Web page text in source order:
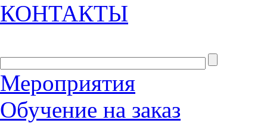
КОНТАКТЫ
Мероприятия
Обучение на заказ